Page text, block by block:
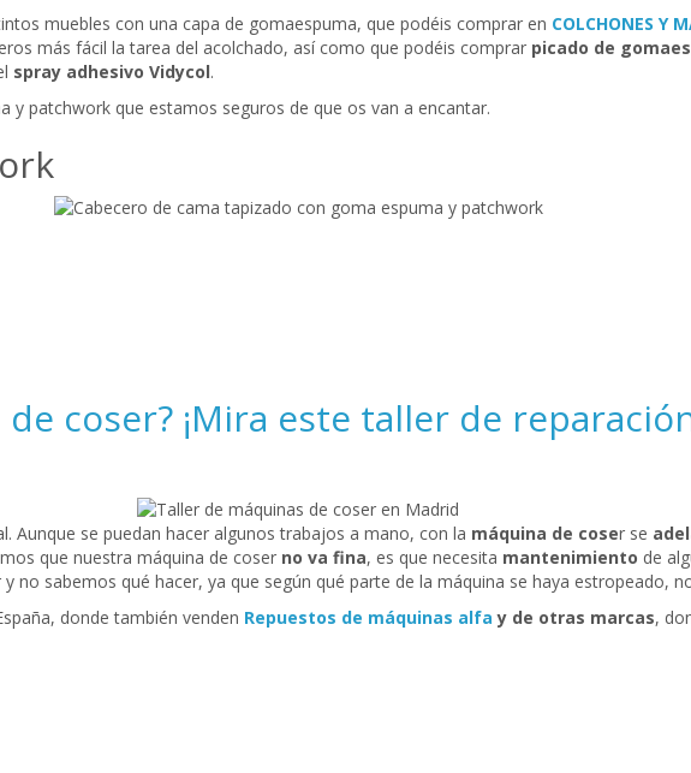
muebles con una capa de gomaespuma, que podéis comprar en COLCHONES Y
más fácil la tarea del acolchado, así como que podéis comprar picado de
spray adhesivo Vidycol.
patchwork que estamos seguros de que os van a encantar.
coser? ¡Mira este taller de
Aunque se puedan hacer algunos trabajos a mano, con la máquina de coser se
que nuestra máquina de coser no va fina, es que necesita mantenimiento de
y no sabemos qué hacer, ya que según qué parte de la máquina se haya estropeado,
donde también venden Repuestos de máquinas alfa y de otras marcas,